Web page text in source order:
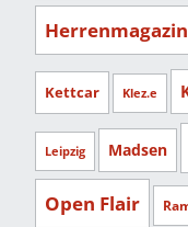
Herrenmagazin
Kettcar Klez.e
Leipzig Madsen
Open Flair